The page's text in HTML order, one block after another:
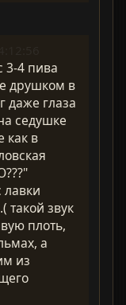
3-4 пива
друшком в
даже глаза
седушке
как в
лавки
такой звук
плоть,
а
из